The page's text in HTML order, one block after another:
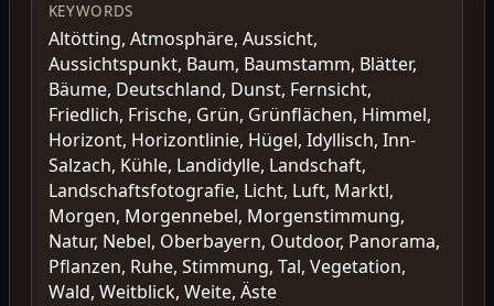
KEYWORDS
Altötting, Atmosphäre, Aussicht,
Aussichtspunkt, Baum, Baumstamm, Blätter,
Bäume, Deutschland, Dunst, Fernsicht,
Friedlich, Frische, Grün, Grünflächen, Himmel,
Horizont, Horizontlinie, Hügel, Idyllisch, Inn-
Salzach, Kühle, Landidylle, Landschaft,
Landschaftsfotografie, Licht, Luft, Marktl,
Morgen, Morgennebel, Morgenstimmung,
Natur, Nebel, Oberbayern, Outdoor, Panorama,
Pflanzen, Ruhe, Stimmung, Tal, Vegetation,
Wald, Weitblick, Weite, Äste